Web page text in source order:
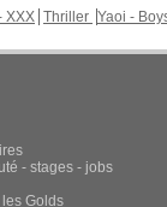
XXX Thriller Yaoi -
- stages - jobs
Golds